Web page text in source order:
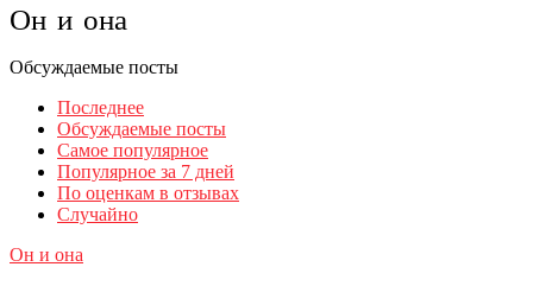
Он и она
Обсуждаемые посты
Последнее
Обсуждаемые посты
Самое популярное
Популярное за 7 дней
По оценкам в отзывах
Случайно
Он и она